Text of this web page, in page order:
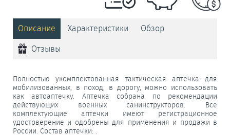
Описание Характеристики Обзор
Отзывы
Полностью укомплектованная тактическая аптечка для
мобилизованных, в поход, в дорогу, можно использовать
как автоаптечку. Аптечка собрана по рекомендации
действующих военных санинструкторов. Все
комплектующие аптечки имеют регистрационное
удостоверение и одобрены для применения и продажи в
России. Состав аптечки: .